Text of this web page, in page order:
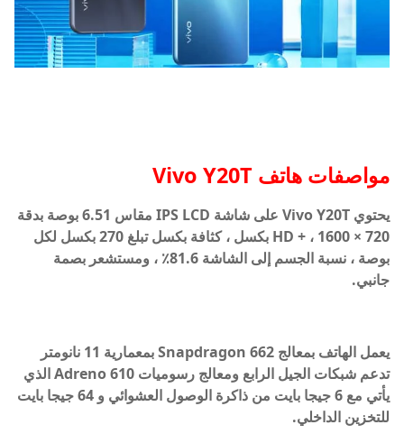
مواصفات هاتف Vivo Y20T
يحتوي Vivo Y20T على شاشة IPS LCD مقاس 6.51 بوصة بدقة
HD + ، 1600 × 720 بكسل ، كثافة بكسل تبلغ 270 بكسل لكل
بوصة ، نسبة الجسم إلى الشاشة 81.6٪ ، ومستشعر بصمة
جانبي.
يعمل الهاتف بمعالج Snapdragon 662 بمعمارية 11 نانومتر
تدعم شبكات الجيل الرابع ومعالج رسوميات Adreno 610 الذي
يأتي مع 6 جيجا بايت من ذاكرة الوصول العشوائي و 64 جيجا بايت
للتخزين الداخلي.